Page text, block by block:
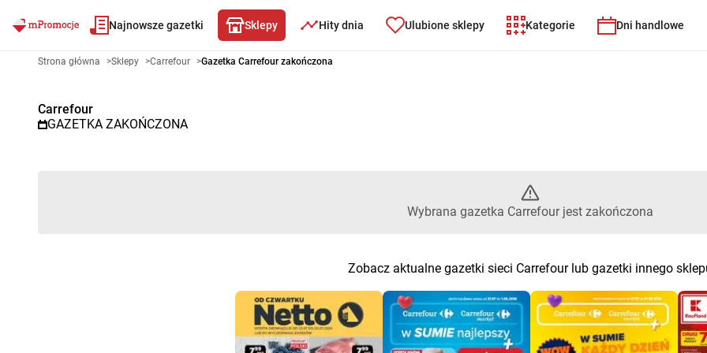
Najnowsze gazetki Sklepy Hity dnia Ulubione sklepy Kategorie Dni handlowe
Gazetka promocyjna Carrefour – Wybrana gazetka Carrefour
Strona główna >Sklepy >Carrefour >Gazetka Carrefour zakończona
Carrefour
GAZETKA ZAKOŃCZONA
Wybrana gazetka Carrefour jest zakończona
Zobacz aktualne gazetki sieci Carrefour lub gazetki innego